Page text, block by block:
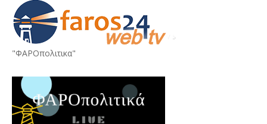
"ΦΑΡΟπολιτικα"